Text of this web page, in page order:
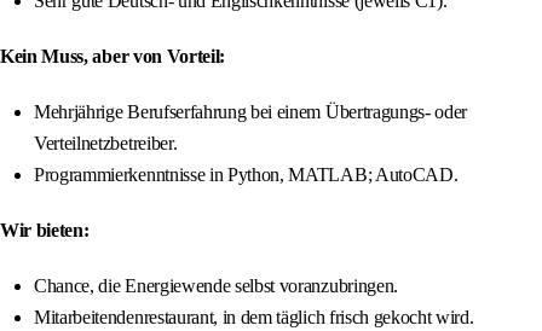
Kein Muss, aber von Vorteil:
Mehrjährige Berufserfahrung bei einem Übertragungs- oder
Verteilnetzbetreiber.
Programmierkenntnisse in Python, MATLAB; AutoCAD.
Wir bieten:
Chance, die Energiewende selbst voranzubringen.
Mitarbeitendenrestaurant, in dem täglich frisch gekocht wird.